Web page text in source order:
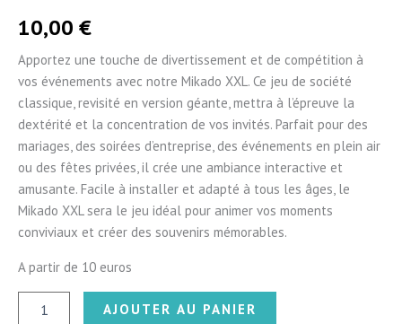
sur 5
basé sur
client
10,00 €
Apportez une touche de divertissement et de compétition à
vos événements avec notre Mikado XXL. Ce jeu de société
classique, revisité en version géante, mettra à l’épreuve la
dextérité et la concentration de vos invités. Parfait pour des
mariages, des soirées d’entreprise, des événements en plein air
ou des fêtes privées, il crée une ambiance interactive et
amusante. Facile à installer et adapté à tous les âges, le
Mikado XXL sera le jeu idéal pour animer vos moments
conviviaux et créer des souvenirs mémorables.
A partir de 10 euros
AJOUTER AU PANIER